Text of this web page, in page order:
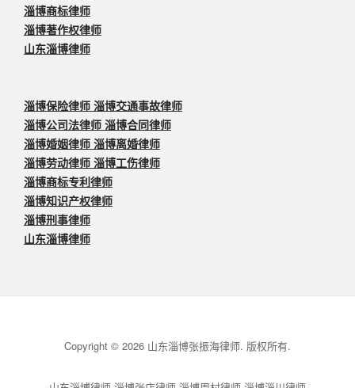
淄博商标律师
淄博著作权律师
山东淄博律师
淄博保险律师 淄博交通事故律师
淄博公司法律师 淄博合同律师
淄博婚姻律师 淄博离婚律师
淄博劳动律师 淄博工伤律师
淄博商标专利律师
淄博知识产权律师
淄博刑事律师
山东淄博律师
Copyright © 2026 山东淄博张振海律师. 版权所有.